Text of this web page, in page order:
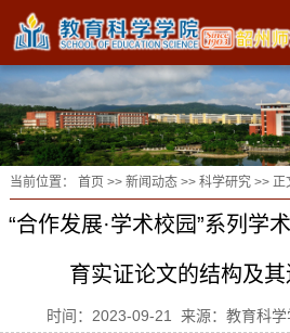
当前位置： 首页 >> 新闻动态>> 科学研究>> 正
“合作发展·学术校园”系列学
育实证论文的结构及
时间：2023-09-21 来源：教育科学